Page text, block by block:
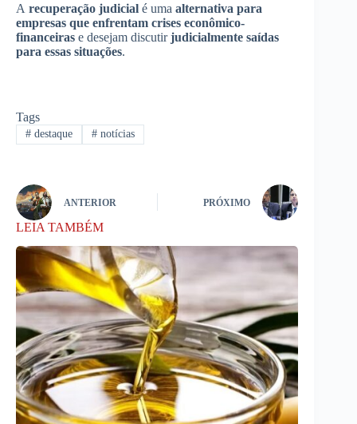
A recuperação judicial é uma alternativa para
empresas que enfrentam crises econômico-
financeiras e desejam discutirjudicialmente saídas
para essas situações.
Tags
#destaque #notícias
ANTERIOR PRÓXIMO
LEIA TAMBÉM